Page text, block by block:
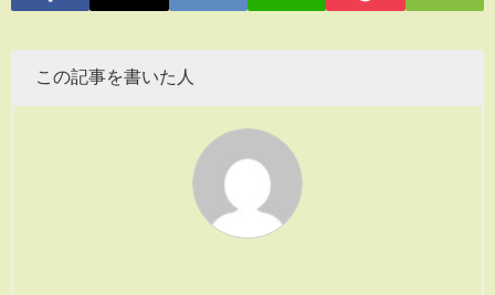
この記事を書いた人